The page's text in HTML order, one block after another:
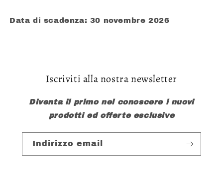
Data di scadenza: 30 novembre 2026
Iscriviti alla nostra newsletter
Diventa il primo nel conoscere i nuovi
prodotti ed offerte esclusive
Indirizzo email